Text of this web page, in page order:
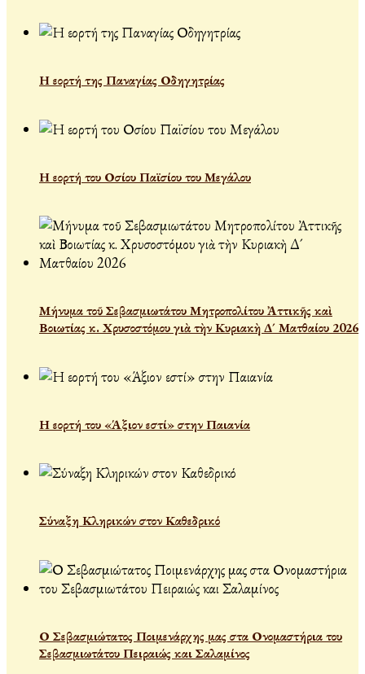
Η εορτή της Παναγίας Οδηγητρίας
Η εορτή του Οσίου Παϊσίου του Μεγάλου
Μήνυμα τοῦ Σεβασμιωτάτου Μητροπολίτου Ἀττικῆς καὶ
Βοιωτίας κ. Χρυσοστόμου γιὰ τὴν Κυριακὴ Δ´ Ματθαίου 2026
Η εορτή του «Άξιον εστί» στην Παιανία
Σύναξη Κληρικών στον Καθεδρικό
Ο Σεβασμιώτατος Ποιμενάρχης μας στα Ονομαστήρια του
Σεβασμιωτάτου Πειραιώς και Σαλαμίνος